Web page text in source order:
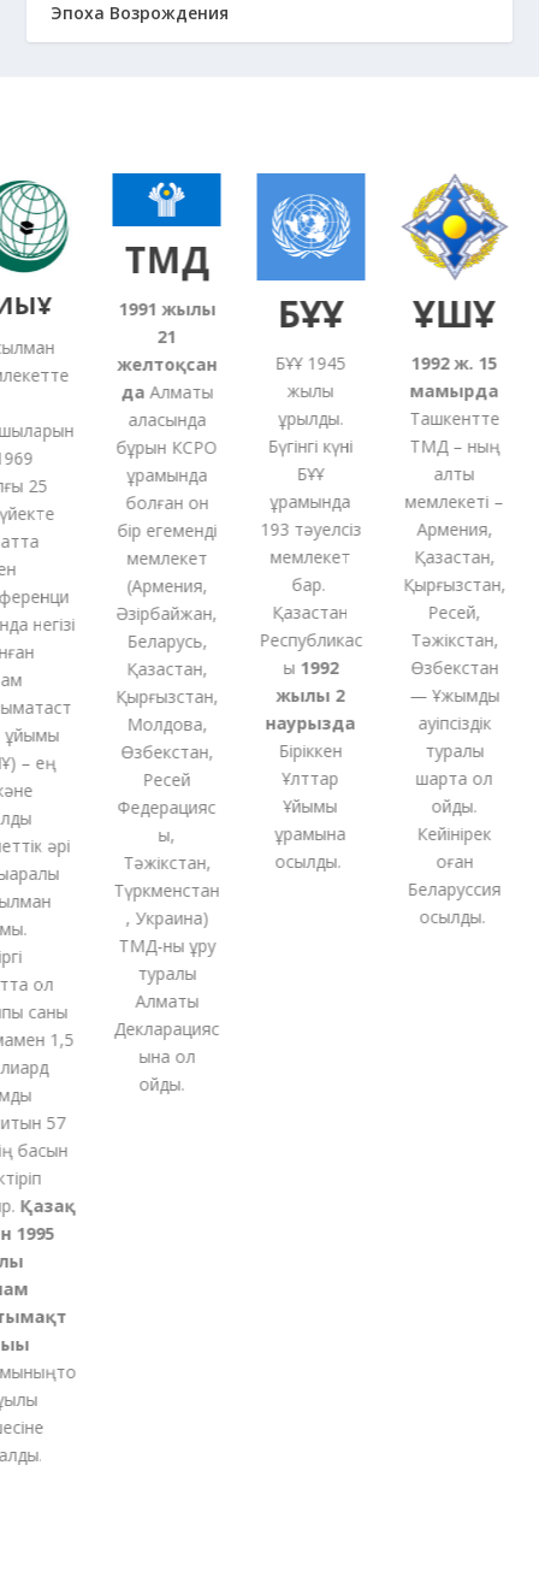
Эпоха Возрождения
25
негізі
ең
әрі
ол
саны
1,5
57
Қазақ
то
ТМД
1991жылғы
21
желтоқсан
даАлматы
қаласында
бұрын КСРО
құрамында
болғанон
бір егеменді
мемлекет
Армения,
Әзірбайжан,
Беларусь,
Қазақстан,
Қырғызстан,
Молдова,
Өзбекстан,
Ресей
Федерацияс
ы,
Тәжікстан,
Түркменстан
Украина)
ТМД-нықұру
туралы
Алматы
Декларацияс
ына қол
қойды.
БҰҰ
БҰҰ 1945
жылы
құрылды.
Бүгінгі күні
БҰҰ
құрамында
193 тәуелсіз
мемлекет
бар.
Қазақстан
Республикас
1992
жылы 2
наурызда
Біріккен
Ұлттар
Ұйымы
құрамына
қосылды.
ҰҚШҰ
1992 ж. 15
мамырда
Ташкентте
ТМД – ның
алты
мемлекеті –
Армения,
Қазақстан,
Қырғызстан,
Ресей,
Тәжікстан,
Өзбекстан
— Ұжымдық
қауіпсіздік
туралы
шартқа қол
қойды.
Кейінірек
оған
Беларуссия
қосылды.